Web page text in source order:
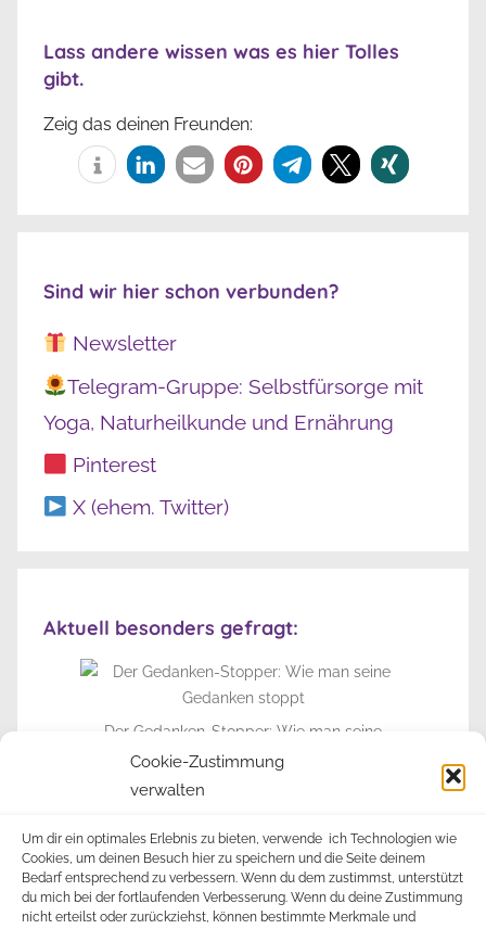
Cookie-Zustimmung
verwalten
Um dir ein optimales Erlebnis zu bieten, verwende ich Technologien wie
Cookies, um deinen Besuch hier zu speichern und die Seite deinem
Bedarf entsprechend zu verbessern. Wenn du dem zustimmst, unterstützt
du mich bei der fortlaufenden Verbesserung. Wenn du deine Zustimmung
nicht erteilst oder zurückziehst, können bestimmte Merkmale und
Lass andere wissen was es hier Tolles
gibt.
Zeig das deinen Freunden:
Sind wir hier schon verbunden?
Newsletter
Telegram-Gruppe: Selbstfürsorge mit
Yoga, Naturheilkunde und Ernährung
Pinterest
X (ehem. Twitter)
Aktuell besonders gefragt:
Der Gedanken-Stopper: Wie man seine
Gedanken stoppt
► Zur Info-Seite